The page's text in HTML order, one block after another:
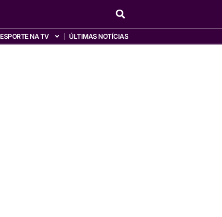
ESPORTE NA TV ÚLTIMAS NOTÍCIAS